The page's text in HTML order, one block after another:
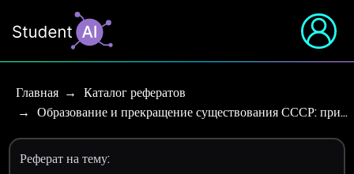
Главная
Каталог рефератов
Образование и прекращение существования СССР: при…
Реферат на тему: